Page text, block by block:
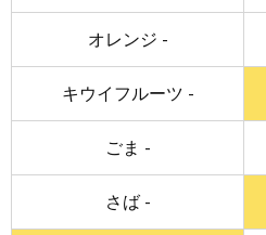
オレンジ -
キウイフルーツ -
ごま -
さば -